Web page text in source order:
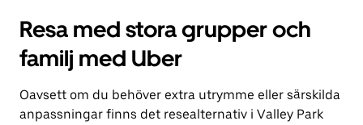
Resa med stora grupper och
familj med Uber
Oavsett om du behöver extra utrymme eller särskilda
anpassningar finns det resealternativ i Valley Park